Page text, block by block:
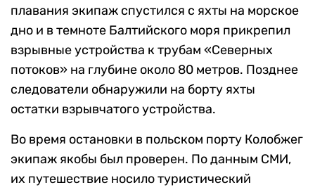
плавания экипаж спустился с яхты на морское
дно и в темноте Балтийского моря прикрепил
взрывные устройства к трубам «Северных
потоков» на глубине около 80 метров. Позднее
следователи обнаружили на борту яхты
остатки взрывчатого устройства.
Во время остановки в польском порту Колобжег
экипаж якобы был проверен. По данным СМИ,
их путешествие носило туристический